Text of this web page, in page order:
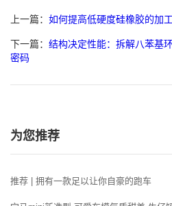
上一篇： 如何提高低硬度硅橡胶的加工
下一篇： 结构决定性能：拆解八苯基
密码
为您推荐
推荐 | 拥有一款足以让你自豪的跑车